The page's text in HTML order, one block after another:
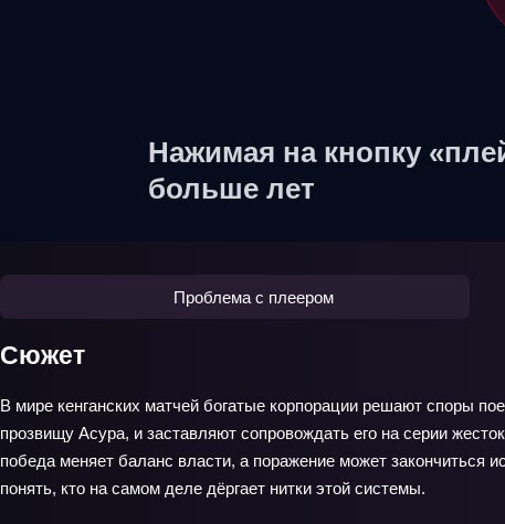
Нажимая на кнопку
больше лет
Проблема с плеером
Сюжет
В мире кенганских матчей богатые корпорации решают споры
прозвищу Асура, и заставляют сопровождать его на серии
победа меняет баланс власти, а поражение может закончиться
понять, кто на самом деле дёргает нитки этой системы.